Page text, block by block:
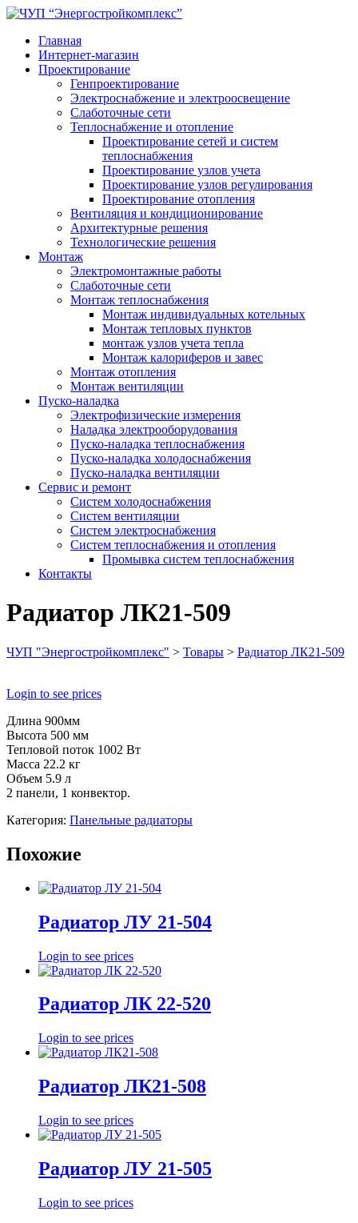
Главная
Интернет-магазин
Проектирование
Генпроектирование
Электроснабжение и электроосвещение
Слаботочные сети
Теплоснабжение и отопление
Проектирование сетей и систем
теплоснабжения
Проектирование узлов учета
Проектирование узлов регулирования
Проектирование отопления
Вентиляция и кондиционирование
Архитектурные решения
Технологические решения
Монтаж
Электромонтажные работы
Слаботочные сети
Монтаж теплоснабжения
Монтаж индивидуальных котельных
Монтаж тепловых пунктов
монтаж узлов учета тепла
Монтаж калориферов и завес
Монтаж отопления
Монтаж вентиляции
Пуско-наладка
Электрофизические измерения
Наладка электрооборудования
Пуско-наладка теплоснабжения
Пуско-наладка холодоснабжения
Пуско-наладка вентиляции
Сервис и ремонт
Систем холодоснабжения
Систем вентиляции
Систем электроснабжения
Систем теплоснабжения и отопления
Промывка систем теплоснабжения
Контакты
Радиатор ЛК21-509
ЧУП "Энергостройкомплекс" > Товары > Радиатор ЛК21-509
Login to see prices
Длина 900мм
Высота 500 мм
Тепловой поток 1002 Вт
Масса 22.2 кг
Объем 5.9 л
2 панели, 1 конвектор.
Категория: Панельные радиаторы
Похожие
Радиатор ЛУ 21-504
Login to see prices
Радиатор ЛК 22-520
Login to see prices
Радиатор ЛК21-508
Login to see prices
Радиатор ЛУ 21-505
Login to see prices